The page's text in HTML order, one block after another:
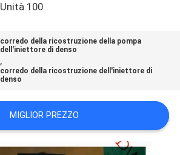
Unità 100
corredo della ricostruzione della pompa
dell'iniettore di denso
,
corredo della ricostruzione dell'iniettore di
denso
MIGLIOR PREZZO